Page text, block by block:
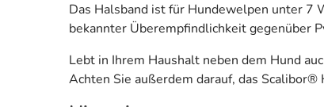
Das Halsband ist für Hundewelpen unter 7
bekannter Überempfindlichkeit gegenüber
Lebt in Ihrem Haushalt neben dem Hund
Achten Sie außerdem darauf, das